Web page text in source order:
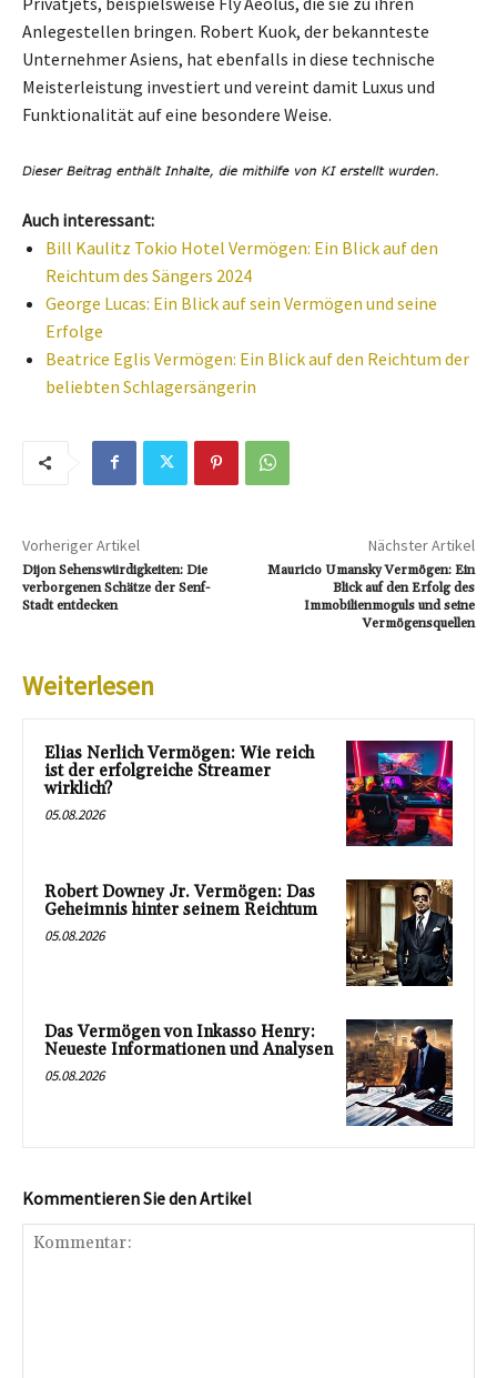
Anlegestellen bringen. Robert Kuok, der bekannteste
Unternehmer Asiens, hat ebenfalls in diese technische
Meisterleistung investiert und vereint damit Luxus und
Funktionalität auf eine besondere Weise.
Auch interessant:
Bill Kaulitz Tokio Hotel Vermögen: Ein Blick auf den
Reichtum des Sängers 2024
George Lucas: Ein Blick auf sein Vermögen und seine
Erfolge
Beatrice Eglis Vermögen: Ein Blick auf den Reichtum der
beliebten Schlagersängerin
Vorheriger Artikel
Dijon Sehenswürdigkeiten: Die
verborgenen Schätze der Senf-
Stadt entdecken
Nächster Artikel
Mauricio Umansky Vermögen: Ein
Blick auf den Erfolg des
Immobilienmoguls und seine
Vermögensquellen
Weiterlesen
Elias Nerlich Vermögen: Wie reich
ist der erfolgreiche Streamer
wirklich?
05.08.2026
Robert Downey Jr. Vermögen: Das
Geheimnis hinter seinem Reichtum
05.08.2026
Das Vermögen von Inkasso Henry:
Neueste Informationen und Analysen
05.08.2026
Kommentieren Sie den Artikel